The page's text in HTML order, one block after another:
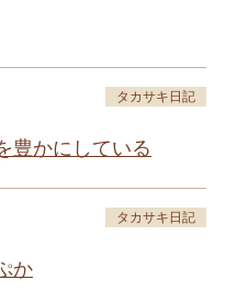
タカサキ日記
豊かにしている
タカサキ日記
か